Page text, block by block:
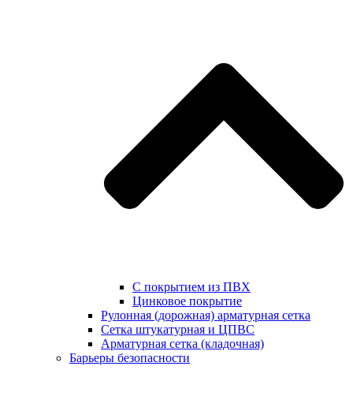
С покрытием из ПВХ
Цинковое покрытие
Рулонная (дорожная) арматурная сетка
Сетка штукатурная и ЦПВС
Арматурная сетка (кладочная)
Барьеры безопасности